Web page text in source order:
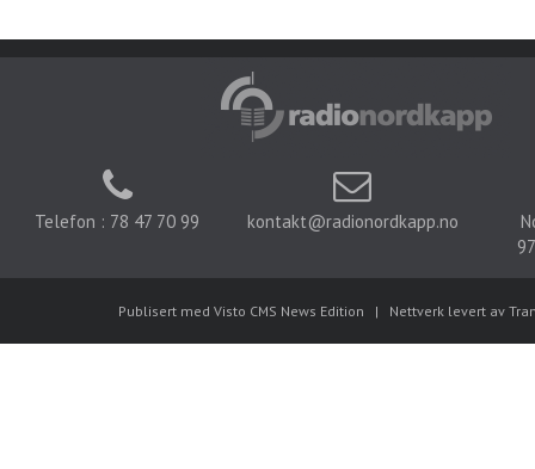
Telefon : 78 47 70 99 kontakt@radionordkapp.no
Publisert med Visto CMS News Edition | Nettverk levert av